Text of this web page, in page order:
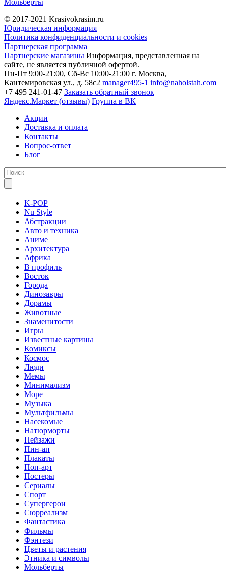
Мольберты
© 2017-2021 Krasivokrasim.ru
Юридическая информация
Политика конфиденциальности и cookies
Партнерская программа
Партнерские магазины Информация, представленная на
сайте, не является публичной офертой.
Пн-Пт 9:00-21:00, Сб-Вс 10:00-21:00 г. Москва,
Кантемировская ул., д. 58с2 manager495-1 info@naholstah.com
+7 495 241-01-47 Заказать обратный звонок
Яндекс.Маркет (отзывы) Группа в ВК
Акции
Доставка и оплата
Контакты
Вопрос-ответ
Блог
K-POP
Nu Style
Абстракции
Авто и техника
Аниме
Архитектура
Африка
В профиль
Восток
Города
Динозавры
Дорамы
Животные
Знаменитости
Игры
Известные картины
Комиксы
Космос
Люди
Мемы
Минимализм
Море
Музыка
Мультфильмы
Насекомые
Натюрморты
Пейзажи
Пин-ап
Плакаты
Поп-арт
Постеры
Сериалы
Спорт
Супергерои
Сюрреализм
Фантастика
Фильмы
Фэнтези
Цветы и растения
Этника и символы
Мольберты